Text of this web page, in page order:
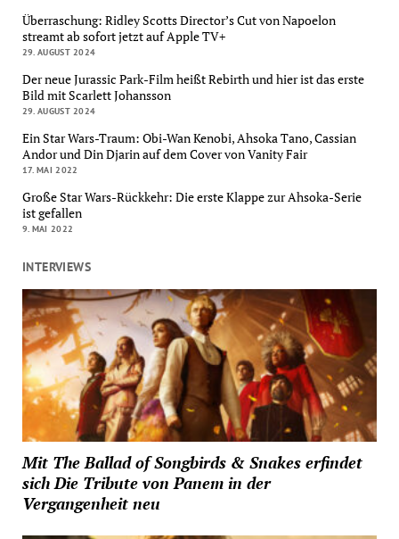
Überraschung: Ridley Scotts Director’s Cut von Napoelon
streamt ab sofort jetzt auf Apple TV+
29. AUGUST 2024
Der neue Jurassic Park-Film heißt Rebirth und hier ist das erste
Bild mit Scarlett Johansson
29. AUGUST 2024
Ein Star Wars-Traum: Obi-Wan Kenobi, Ahsoka Tano, Cassian
Andor und Din Djarin auf dem Cover von Vanity Fair
17. MAI 2022
Große Star Wars-Rückkehr: Die erste Klappe zur Ahsoka-Serie
ist gefallen
9. MAI 2022
INTERVIEWS
Mit The Ballad of Songbirds & Snakes erfindet
sich Die Tribute von Panem in der
Vergangenheit neu